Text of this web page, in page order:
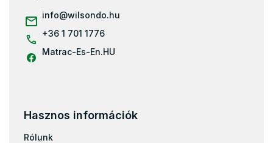
info@wilsondo.hu
+36 1 701 1776
Matrac-Es-En.HU
Hasznos információk
Rólunk